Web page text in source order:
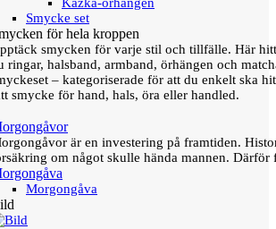
Smycke set
för hela kroppen
smycken för varje stil och tillfälle. Här
ringar, halsband, armband, örhängen och
– kategoriserade för att du enkelt ska
smycke för hand, hals, öra eller handled.
är en investering på framtiden.
om något skulle hända mannen.
Morgongåva